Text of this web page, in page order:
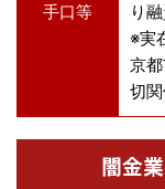
手口等
り
※実
京
切
闇金